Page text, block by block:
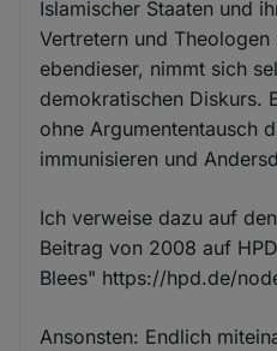
Islamischer Staaten und
Vertretern und Theologen
ebendieser, nimmt sich
demokratischen Diskurs.
ohne Argumententausch
immunisieren und
Ich verweise dazu auf
Beitrag von 2008 auf
Blees" https://hpd.de/
Ansonsten: Endlich
und
Cookies